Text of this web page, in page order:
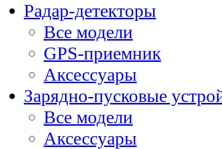
Радар-детекторы
Все модели
GPS-приемник
Аксессуары
Зарядно-пусковые
Все модели
Аксессуары